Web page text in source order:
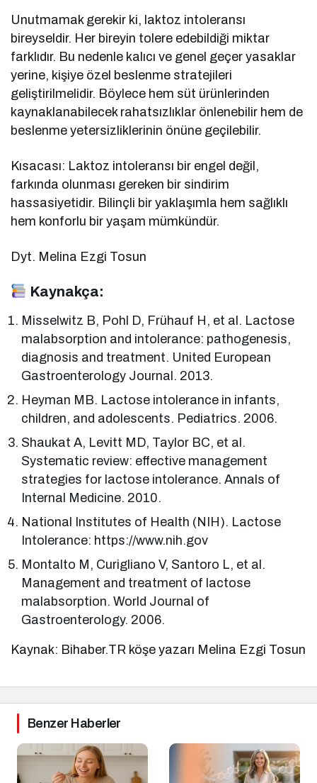
Unutmamak gerekir ki, laktoz intoleransı
bireyseldir. Her bireyin tolere edebildiği miktar
farklıdır. Bu nedenle kalıcı ve genel geçer yasaklar
yerine, kişiye özel beslenme stratejileri
geliştirilmelidir. Böylece hem süt ürünlerinden
kaynaklanabilecek rahatsızlıklar önlenebilir hem de
beslenme yetersizliklerinin önüne geçilebilir.
Kısacası: Laktoz intoleransı bir engel değil,
farkında olunması gereken bir sindirim
hassasiyetidir. Bilinçli bir yaklaşımla hem sağlıklı
hem konforlu bir yaşam mümkündür.
Dyt. Melina Ezgi Tosun
Kaynakça:
Misselwitz B, Pohl D, Frühauf H, et al. Lactose
malabsorption and intolerance: pathogenesis,
diagnosis and treatment. United European
Gastroenterology Journal. 2013.
Heyman MB. Lactose intolerance in infants,
children, and adolescents. Pediatrics. 2006.
Shaukat A, Levitt MD, Taylor BC, et al.
Systematic review: effective management
strategies for lactose intolerance. Annals of
Internal Medicine. 2010.
National Institutes of Health (NIH). Lactose
Intolerance: https://www.nih.gov
Montalto M, Curigliano V, Santoro L, et al.
Management and treatment of lactose
malabsorption. World Journal of
Gastroenterology. 2006.
Kaynak: Bihaber.TR köşe yazarı Melina Ezgi Tosun
Benzer Haberler